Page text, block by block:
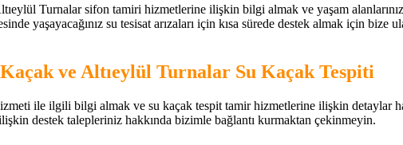
Turnalar sifon tamiri hizmetlerine ilişkin bilgi almak ve yaşam
yaşayacağınız su tesisat arızaları için kısa sürede destek almak için bize
ve Altıeylül Turnalar Su Kaçak Tespiti
ile ilgili bilgi almak ve su kaçak tespit tamir hizmetlerine ilişkin detaylar
destek talepleriniz hakkında bizimle bağlantı kurmaktan çekinmeyin.